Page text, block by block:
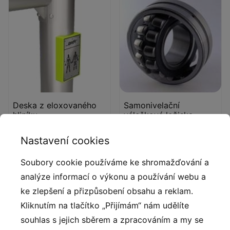
Deska z eloxovaného
hliníku
Deska z eloxovaného
hliníku umístěná na rukojeti
z polyamidu.
Samonivelační
válečková ložiska
pouzdrech chránících je
před přístupem vody.
Klouby jsou bezúdržbové a
nevyžadují pravidelné
mazání.
Nastavení cookies
Soubory cookie používáme ke shromažďování a
analýze informací o výkonu a používání webu a
ke zlepšení a přizpůsobení obsahu a reklam.
Kliknutím na tlačítko „Přijímám“ nám udělíte
souhlas s jejich sběrem a zpracováním a my se